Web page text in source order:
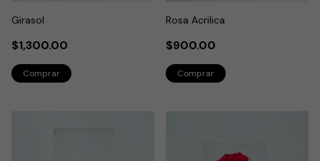
Girasol
$1,300.00
Rosa Acrilica
$900.00